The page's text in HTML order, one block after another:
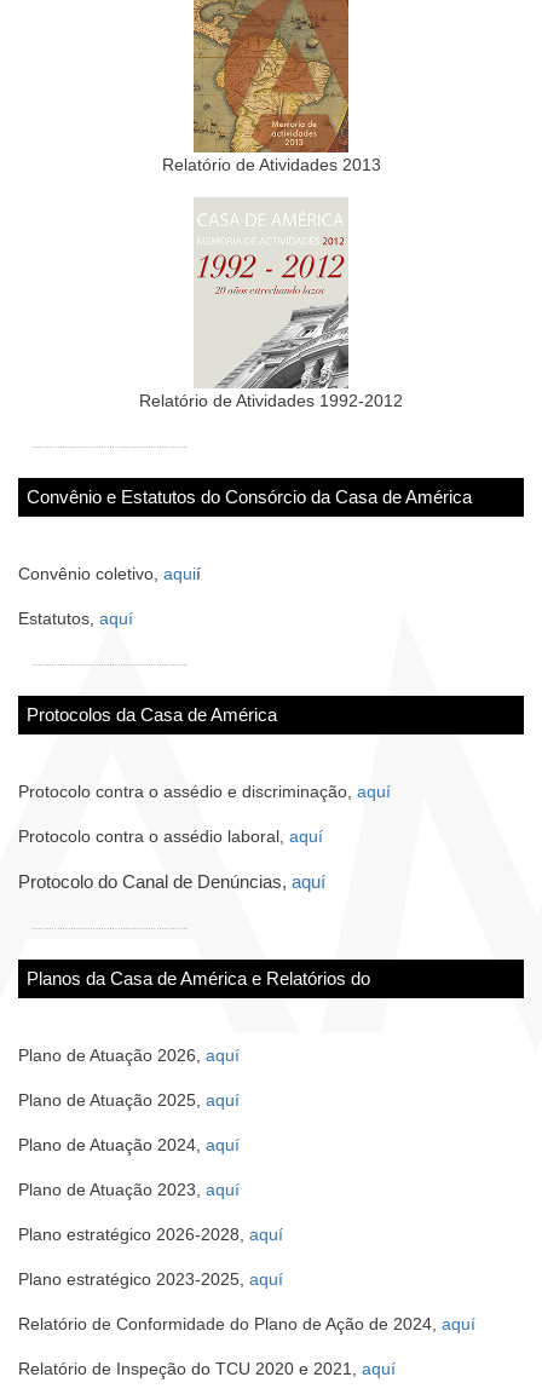
Relatório de Atividades 2013
Relatório de Atividades 1992-2012
Convênio e Estatutos do Consórcio da Casa de América
Convênio coletivo, aquií
Estatutos, aquí
Protocolos da Casa de América
Protocolo contra o assédio e discriminação, aquí
Protocolo contra o assédio laboral, aquí
Protocolo do Canal de Denúncias, aquí
Planos da Casa de América e Relatórios do
Plano de Atuação 2026, aquí
Plano de Atuação 2025, aquí
Plano de Atuação 2024, aquí
Plano de Atuação 2023, aquí
Plano estratégico 2026-2028, aquí
Plano estratégico 2023-2025, aquí
Relatório de Conformidade do Plano de Ação de 2024, aquí
Relatório de Inspeção do TCU 2020 e 2021, aquí